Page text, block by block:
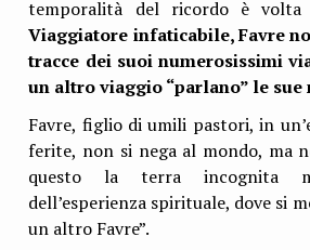
temporalità del ricordo è volta
Viaggiatore infaticabile, Favre
tracce dei suoi numerosissimi
un altro viaggio “parlano” le sue
Favre, figlio di umili pastori, in
ferite, non si nega al mondo, ma
questo la terra incognita
dell’esperienza spirituale, dove si
un altro Favre”.